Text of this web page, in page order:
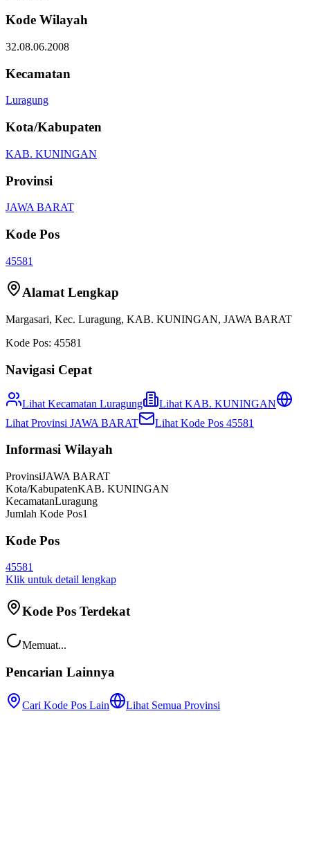
Kode Wilayah
32.08.06.2008
Kecamatan
Luragung
Kota/Kabupaten
KAB. KUNINGAN
Provinsi
JAWA BARAT
Kode Pos
45581
Alamat Lengkap
Margasari, Kec. Luragung, KAB. KUNINGAN, JAWA BARAT
Kode Pos: 45581
Navigasi Cepat
Lihat Kecamatan Luragung Lihat KAB. KUNINGAN
Lihat Provinsi JAWA BARAT Lihat Kode Pos 45581
Informasi Wilayah
ProvinsiJAWA BARAT
Kota/KabupatenKAB. KUNINGAN
KecamatanLuragung
Jumlah Kode Pos1
Kode Pos
45581
Klik untuk detail lengkap
Kode Pos Terdekat
Memuat...
Pencarian Lainnya
Cari Kode Pos Lain Lihat Semua Provinsi